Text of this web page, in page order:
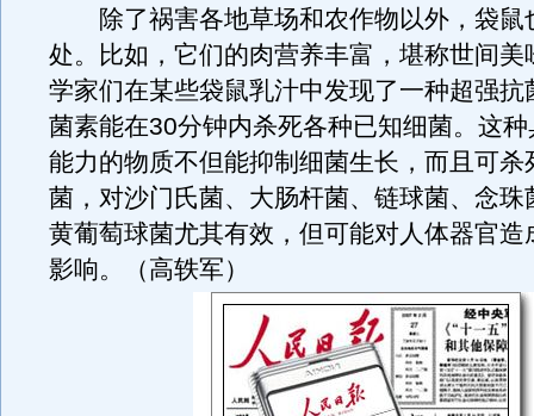
除了祸害各地草场和农作物以外，袋鼠
处。比如，它们的肉营养丰富，堪称世间美
学家们在某些袋鼠乳汁中发现了一种超强抗
菌素能在30分钟内杀死各种已知细菌。这
能力的物质不但能抑制细菌生长，而且可杀
菌，对沙门氏菌、大肠杆菌、链球菌、念珠
黄葡萄球菌尤其有效，但可能对人体器官造
影响。（高轶军）